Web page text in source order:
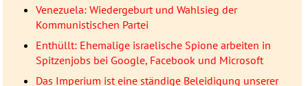
Venezuela: Wiedergeburt und Wahlsieg der
Kommunistischen Partei
Enthüllt: Ehemalige israelische Spione arbeiten in
Spitzenjobs bei Google, Facebook und Microsoft
Das Imperium ist eine ständige Beleidigung unserer